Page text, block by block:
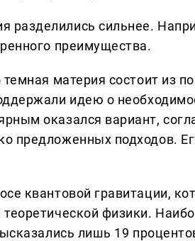
сильнее.
преимущества.
материя состоит из
идею о
оказался вариант,
предложенных подходов.
квантовой гравитации,
физики.
лишь 19